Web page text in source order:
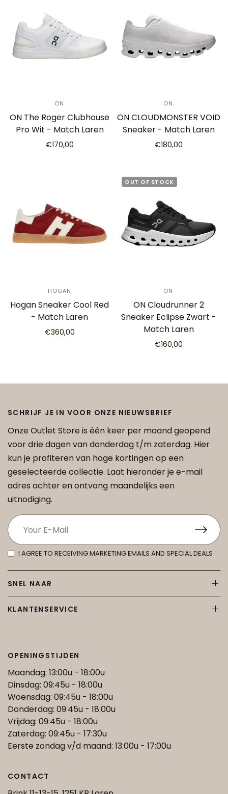
ON
ON The Roger Clubhouse
Pro Wit - Match Laren
€170,00
ON
ON CLOUDMONSTER VOID
Sneaker - Match Laren
€180,00
HOGAN
Hogan Sneaker Cool Red
- Match Laren
€360,00
OUT OF STOCK
ON
ON Cloudrunner 2
Sneaker Eclipse Zwart -
Match Laren
€160,00
SCHRIJF JE IN VOOR ONZE NIEUWSBRIEF
Onze Outlet Store is één keer per maand geopend
voor drie dagen van donderdag t/m zaterdag. Hier
kun je profiteren van hoge kortingen op een
geselecteerde collectie. Laat hieronder je e-mail
adres achter en ontvang maandelijks een
uitnodiging.
I AGREE TO RECEIVING MARKETING EMAILS AND SPECIAL DEALS
SNEL NAAR
KLANTENSERVICE
OPENINGSTIJDEN
Maandag: 13:00u - 18:00u
Dinsdag: 09:45u - 18:00u
Woensdag: 09:45u - 18:00u
Donderdag: 09:45u - 18:00u
Vrijdag: 09:45u - 18:00u
Zaterdag: 09:45u - 17:30u
Eerste zondag v/d maand: 13:00u - 17:00u
CONTACT